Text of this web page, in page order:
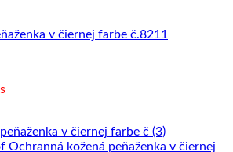
v čiernej farbe č.8211